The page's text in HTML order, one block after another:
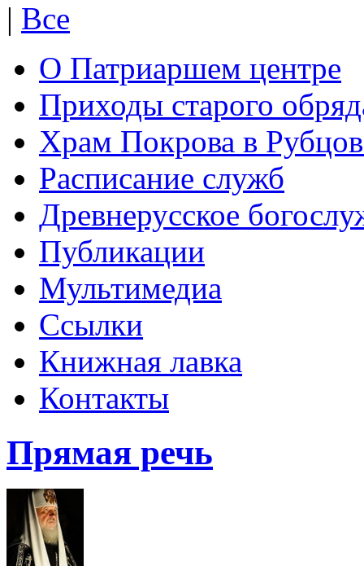
| Все
О Патриаршем центре
Приходы старого
Храм Покрова в
Расписание служб
Древнерусское
Публикации
Мультимедиа
Ссылки
Книжная лавка
Контакты
Прямая речь